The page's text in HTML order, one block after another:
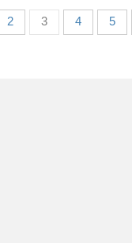
2 3 4 5